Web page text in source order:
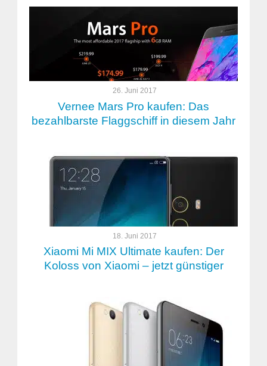
26. Juni 2017
Vernee Mars Pro kaufen: Das
bezahlbarste Flaggschiff in diesem Jahr
18. Juni 2017
Xiaomi Mi MIX Ultimate kaufen: Der
Koloss von Xiaomi – jetzt günstiger